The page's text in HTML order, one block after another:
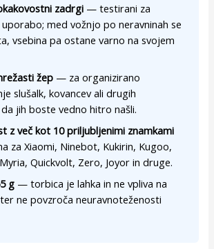
zadrgi — testirani za
med vožnjo po neravninah se
vsebina pa ostane varno na svojem
žep — za organizirano
slušalk, kovancev ali drugih
jih boste vedno hitro našli.
z več kot 10 priljubljenimi znamkami
za Xiaomi, Ninebot, Kukirin, Kugoo,
Quickvolt, Zero, Joyor in druge.
g — torbica je lahka in ne vpliva na
ne povzroča neuravnoteženosti